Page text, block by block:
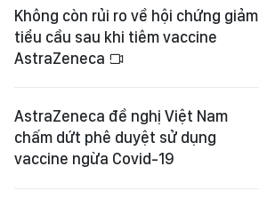
Không còn rủi ro về hội chứng giảm
tiểu cầu sau khi tiêm vaccine
AstraZeneca
AstraZeneca đề nghị Việt Nam
chấm dứt phê duyệt sử dụng
vaccine ngừa Covid-19